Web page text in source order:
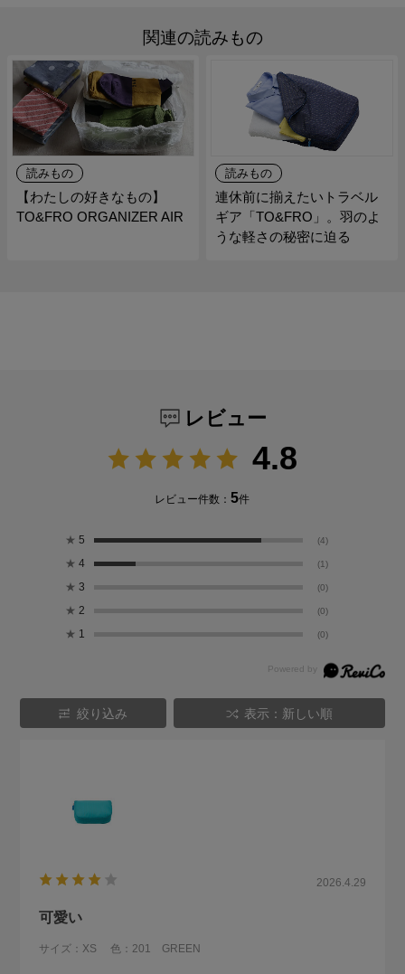
関連の読みもの
読みもの
【わたしの好きなもの】
TO&FRO ORGANIZER AIR
読みもの
連休前に揃えたいトラベル
ギア「TO&FRO」。羽のよ
うな軽さの秘密に迫る
レビュー
4.8
レビュー件数：5件
★ 5 (4)
★ 4 (1)
★ 3 (0)
★ 2 (0)
★ 1 (0)
絞り込み 表示：新しい順
2026.4.29
可愛い
サイズ：XS 色：201 GREEN